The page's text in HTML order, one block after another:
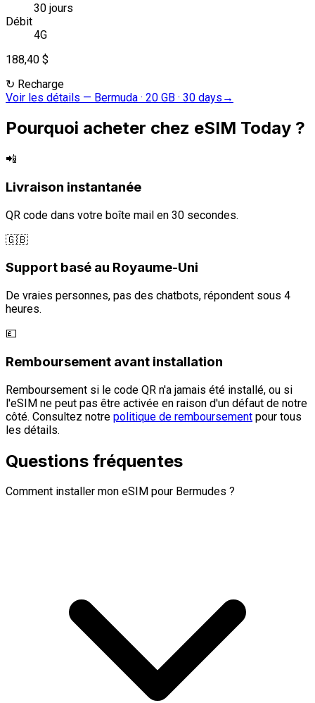
30 jours
Débit
4G
188,40 $
↻ Recharge
Voir les détails — Bermuda · 20 GB · 30 days →
Pourquoi acheter chez eSIM Today ?
📲
Livraison instantanée
QR code dans votre boîte mail en 30 secondes.
🇬🇧
Support basé au Royaume-Uni
De vraies personnes, pas des chatbots, répondent sous 4
heures.
💷
Remboursement avant installation
Remboursement si le code QR n'a jamais été installé, ou si
l'eSIM ne peut pas être activée en raison d'un défaut de notre
côté. Consultez notre politique de remboursement pour tous
les détails.
Questions fréquentes
Comment installer mon eSIM pour Bermudes ?